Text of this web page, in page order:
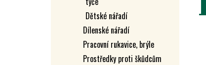
Dětské nářadí
Dílenské nářadí
Pracovní rukavice, brýle
Prostředky proti škůdcům